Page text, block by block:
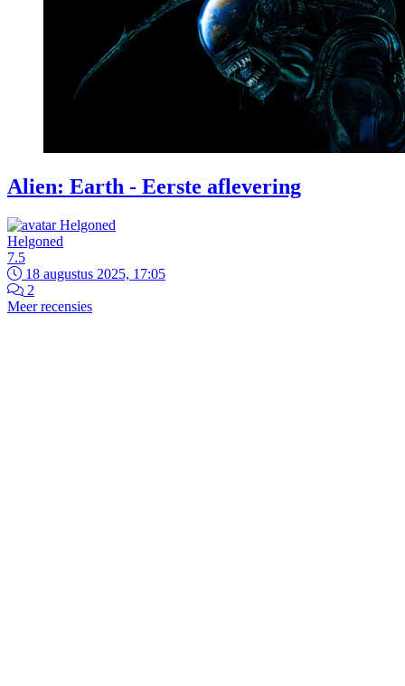
Alien: Earth - Eerste aflevering
Helgoned
7.5
18 augustus 2025, 17:05
2
Meer recensies